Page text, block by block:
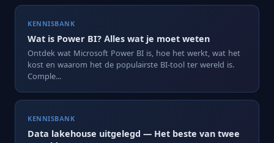
KENNISBANK
Wat is Power BI? Alles wat je moet weten
Ontdek wat Microsoft Power BI is, hoe het werkt, wat het
kost en waarom het de populairste BI-tool ter wereld is.
Comple...
KENNISBANK
Data lakehouse uitgelegd — Het beste van twee